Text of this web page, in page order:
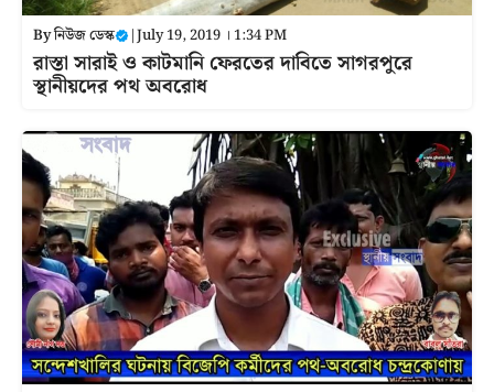
Byনিউজ ডেস্ক |July 19, 2019 । 1:34 PM
রাস্তা সারাই ও কাটমানি ফেরতের দাবিতে সাগরপুরে
স্থানীয়দের পথ অবরোধ